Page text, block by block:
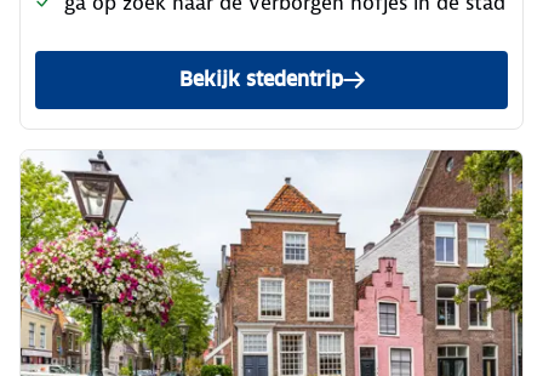
Bekijk stedentrip